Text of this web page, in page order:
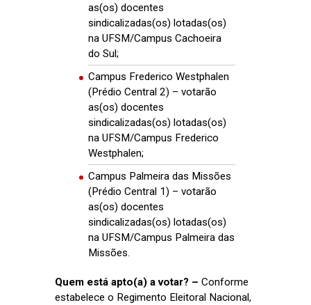
as(os) docentes
sindicalizadas(os) lotadas(os)
na UFSM/Campus Cachoeira
do Sul;
Campus Frederico Westphalen
(Prédio Central 2) – votarão
as(os) docentes
sindicalizadas(os) lotadas(os)
na UFSM/Campus Frederico
Westphalen;
Campus Palmeira das Missões
(Prédio Central 1) – votarão
as(os) docentes
sindicalizadas(os) lotadas(os)
na UFSM/Campus Palmeira das
Missões.
Quem está apto(a) a votar? – Conforme
estabelece o Regimento Eleitoral Nacional,